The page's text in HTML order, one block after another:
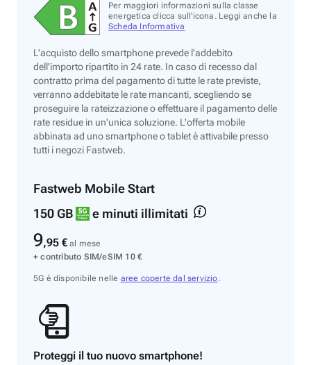
Per maggiori informazioni sulla classe
energetica clicca sull'icona. Leggi anche la
Scheda Informativa
L'acquisto dello smartphone prevede l'addebito
dell'importo ripartito in 24 rate. In caso di recesso dal
contratto prima del pagamento di tutte le rate previste,
verranno addebitate le rate mancanti, scegliendo se
proseguire la rateizzazione o effettuare il pagamento delle
rate residue in un'unica soluzione. L'offerta mobile
abbinata ad uno smartphone o tablet è attivabile presso
tutti i negozi Fastweb.
Fastweb Mobile Start
150 GB
e minuti illimitati
9,95 € al mese
+ contributo SIM/eSIM 10 €
5G è disponibile nelle aree coperte dal servizio.
Proteggi il tuo nuovo smartphone!